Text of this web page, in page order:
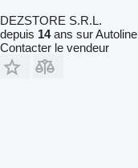
DEZSTORE S.R.L.
depuis 14ans sur Autoline
Contacter le vendeur